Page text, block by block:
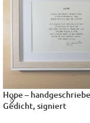
Hope –
Gedicht, signiert